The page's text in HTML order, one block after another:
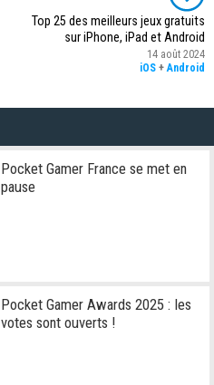
Top 25 des meilleurs jeux gratuits
sur iPhone, iPad et Android
14 août 2024
iOS +Android
Pocket Gamer France se met en
pause
Pocket Gamer Awards 2025 : les
votes sont ouverts !